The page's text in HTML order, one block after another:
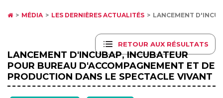
MÉDIA LES DERNIÈRES ACTUALITÉS LANCEMENT
RETOUR AUX RÉSULTATS
LANCEMENT D'INCUBAP, INCUBATEUR
POUR BUREAU D'ACCOMPAGNEMENT ET DE
PRODUCTION DANS LE SPECTACLE VIVANT